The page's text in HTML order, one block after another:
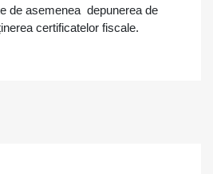
de asemenea depunerea de
certificatelor fiscale.